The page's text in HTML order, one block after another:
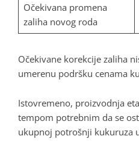
Očekivana promena
zaliha novog roda
Očekivane korekcije zaliha
umerenu podršku cenama
Istovremeno, proizvodnja
tempom potrebnim da se
ukupnoj potrošnji kukuruza